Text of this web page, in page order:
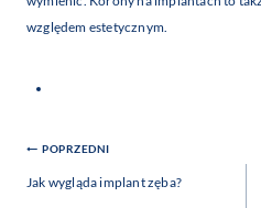
względem estetycznym.
Nawigacja
Wpisu
POPRZEDNI
Jak wygląda implant zęba?